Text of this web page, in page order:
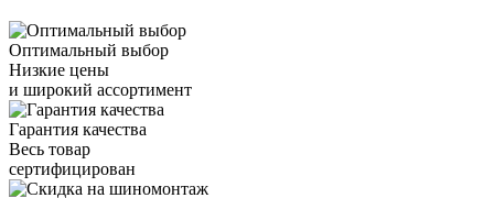
Оптимальный выбор
Низкие цены
и широкий ассортимент
Гарантия качества
Весь товар
сертифицирован